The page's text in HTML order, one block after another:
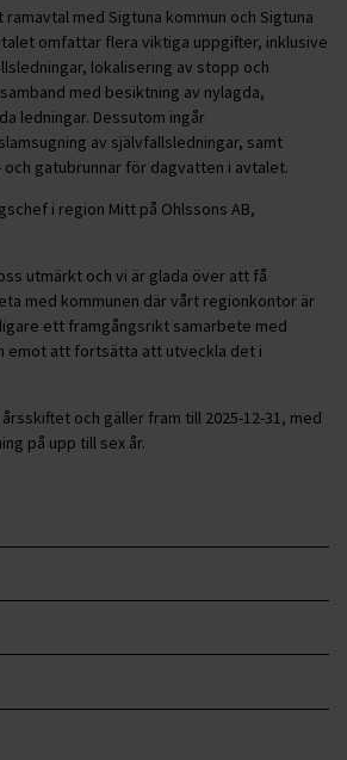
med Sigtuna kommun och Sigtuna
omfattar flera viktiga uppgifter, inklusive
lokalisering av stopp och
med besiktning av nylagda,
ledningar. Dessutom ingår
av självfallsledningar, samt
gatubrunnar för dagvatten i avtalet.
i region Mitt på Ohlssons AB,
utmärkt och vi är glada över att få
med kommunen där vårt regionkontor är
ett framgångsrikt samarbete med
emot att fortsätta att utveckla det i
och gäller fram till 2025-12-31, med
på upp till sex år.